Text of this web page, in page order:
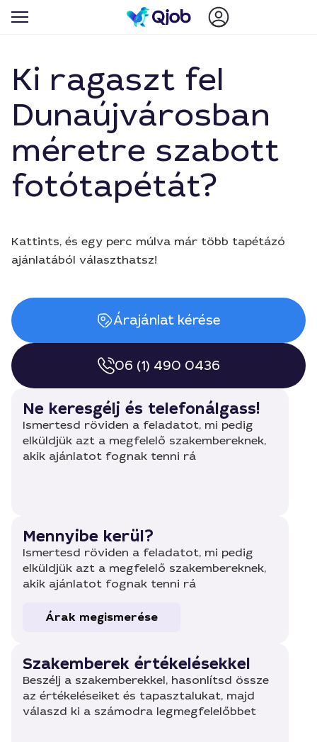
Ki ragaszt fel
Dunaújvárosban
méretre szabott
fotótapétát?
Kattints, és egy perc múlva már több tapétázó
ajánlatából választhatsz!
Árajánlat kérése
06 (1) 490 0436
Ne keresgélj és telefonálgass!
Ismertesd röviden a feladatot, mi pedig
elküldjük azt a megfelelő szakembereknek,
akik ajánlatot fognak tenni rá
Mennyibe kerül?
Ismertesd röviden a feladatot, mi pedig
elküldjük azt a megfelelő szakembereknek,
akik ajánlatot fognak tenni rá
Árak megismerése
Szakemberek értékelésekkel
Beszélj a szakemberekkel, hasonlítsd össze
az értékeléseiket és tapasztalukat, majd
válaszd ki a számodra legmegfelelőbbet